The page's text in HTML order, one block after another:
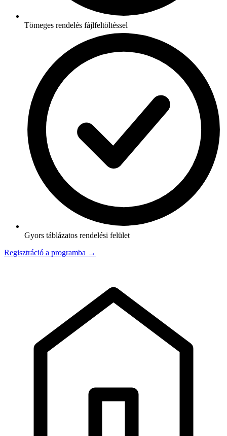
Tömeges rendelés fájlfeltöltéssel
Gyors táblázatos rendelési felület
Regisztráció a programba →